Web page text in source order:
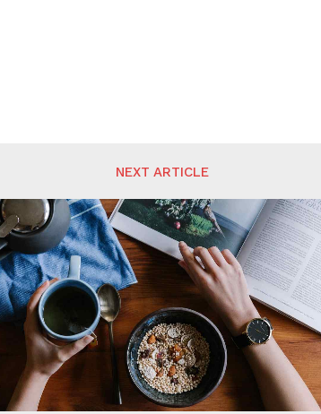
NEXT ARTICLE